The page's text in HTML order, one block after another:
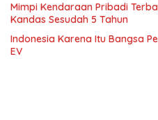
Mimpi Kendaraan Pribadi
Kandas Sesudah 5 Tahun
Indonesia Karena Itu Bangsa
EV